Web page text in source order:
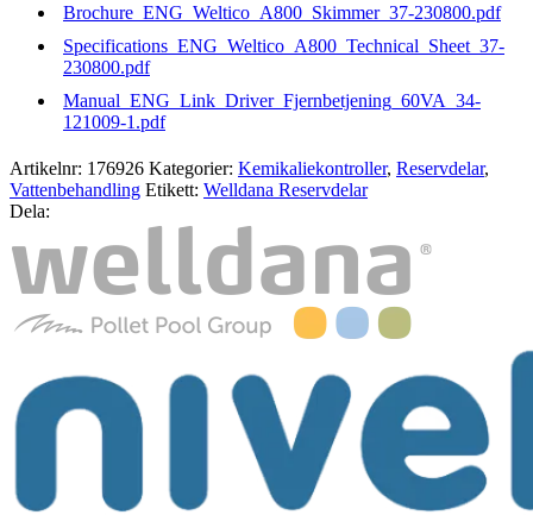
Brochure_ENG_Weltico_A800_Skimmer_37-230800.pdf
Specifications_ENG_Weltico_A800_Technical_Sheet_37-
230800.pdf
Manual_ENG_Link_Driver_Fjernbetjening_60VA_34-
121009-1.pdf
Artikelnr: 176926 Kategorier: Kemikaliekontroller, Reservdelar,
Vattenbehandling Etikett: Welldana Reservdelar
Dela: